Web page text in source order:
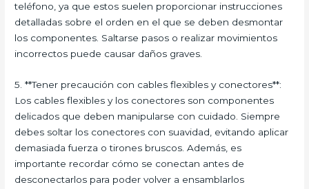
teléfono, ya que estos suelen proporcionar instrucciones
detalladas sobre el orden en el que se deben desmontar
los componentes. Saltarse pasos o realizar movimientos
incorrectos puede causar daños graves.
5. **Tener precaución con cables flexibles y conectores**:
Los cables flexibles y los conectores son componentes
delicados que deben manipularse con cuidado. Siempre
debes soltar los conectores con suavidad, evitando aplicar
demasiada fuerza o tirones bruscos. Además, es
importante recordar cómo se conectan antes de
desconectarlos para poder volver a ensamblarlos